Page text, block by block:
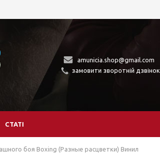
amunicia.shop@gmail.com
замовити зворотній дзвінок
СТАТІ
боя Boxing (Разные расцветки) Винил